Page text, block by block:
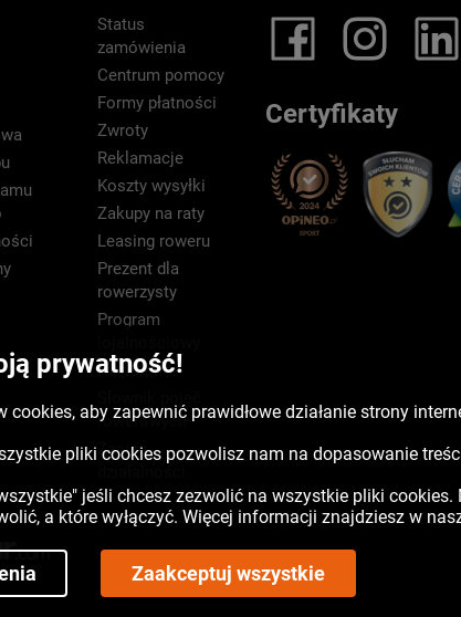
Status
zamówienia
Centrum pomocy
Formy płatności
Zwroty
Reklamacje
Koszty wysyłki
Zakupy na raty
Leasing roweru
Prezent dla
rowerzysty
Program
Newsletter
rowerowych
Zasięg
Certyfikaty
prywatność!
cookies, aby zapewnić prawidłowe działanie strony
pliki cookies pozwolisz nam na dopasowanie
jeśli chcesz zezwolić na wszystkie pliki
a które wyłączyć. Więcej informacji znajdziesz w
Zaakceptuj wszystkie